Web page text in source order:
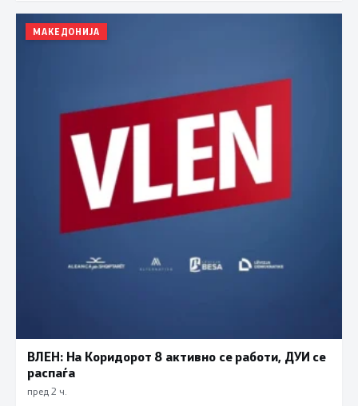
МАКЕДОНИЈА
ВЛЕН: На Коридорот 8 активно се работи, ДУИ се
распаѓа
пред 2 ч.